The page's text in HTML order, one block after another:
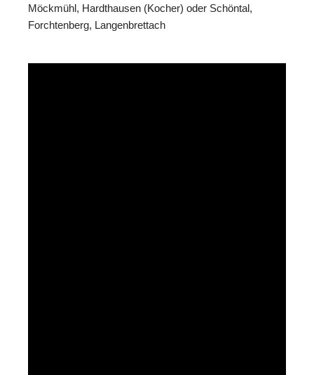
Möckmühl, Hardthausen (Kocher) oder Schöntal,
Forchtenberg, Langenbrettach